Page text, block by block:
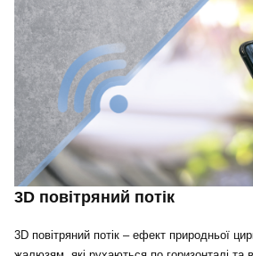
3D повітряний потік
3D повітряний потік – ефект природньої